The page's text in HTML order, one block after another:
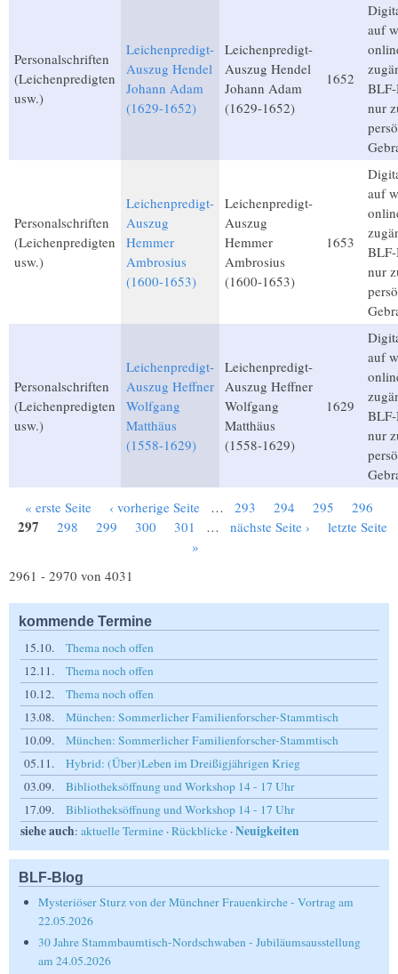
Personalschriften
(Leichenpredigten
usw.)
Leichenpredigt-
Auszug Hendel
Johann Adam
(1629-1652)
Leichenpredigt-
Auszug Hendel
Johann Adam
(1629-1652)
1652
auf
nur
Personalschriften
(Leichenpredigten
usw.)
Leichenpredigt-
Auszug
Hemmer
Ambrosius
(1600-1653)
Leichenpredigt-
Auszug
Hemmer
Ambrosius
(1600-1653)
1653
auf
nur
Personalschriften
(Leichenpredigten
usw.)
Leichenpredigt-
Auszug Heffner
Wolfgang
Matthäus
(1558-1629)
Leichenpredigt-
Auszug Heffner
Wolfgang
Matthäus
(1558-1629)
1629
auf
nur
Seiten
« erste Seite ‹ vorherige Seite … 293 294 295 296
297 298 299 300 301 … nächste Seite ›
letzte Seite
»
2961 - 2970 von 4031
kommende Termine
15.10.
Thema noch offen
12.11.
Thema noch offen
10.12.
Thema noch offen
13.08.
München: Sommerlicher Familienforscher-Stammtisch
10.09.
München: Sommerlicher Familienforscher-Stammtisch
05.11.
Hybrid: (Über)Leben im Dreißigjährigen Krieg
03.09.
Bibliotheksöffnung und Workshop 14 - 17 Uhr
17.09.
Bibliotheksöffnung und Workshop 14 - 17 Uhr
siehe auch: aktuelle Termine ·Rückblicke ·Neuigkeiten
BLF-Blog
Mysteriöser Sturz von der Münchner Frauenkirche - Vortrag am
22.05.2026
30 Jahre Stammbaumtisch-Nordschwaben - Jubiläumsausstellung
am 24.05.2026